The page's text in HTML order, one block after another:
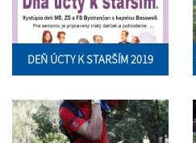
DEŇ ÚCTY K STARŠÍM 2019